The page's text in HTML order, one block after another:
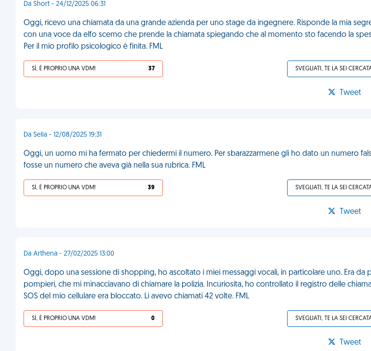
Da Short - 24/12/2025 06:31
Oggi, ricevo una chiamata da una grande azienda per uno stage da ingegnere. Risponde la mia
con una voce da elfo scemo che prende la chiamata spiegando che al momento sto facendo la
Per il mio profilo psicologico è finita. FML
SÌ, È PROPRIO UNA VDM! 37 SVEGLIATI, TE LA SEI
Tweet
Da Selia - 12/08/2025 19:31
Oggi, un uomo mi ha fermato per chiedermi il numero. Per sbarazzarmene gli ho dato un numero
fosse un numero che aveva già nella sua rubrica. FML
SÌ, È PROPRIO UNA VDM! 39 SVEGLIATI, TE LA SEI
Tweet
Da Arthena - 27/02/2025 13:00
Oggi, dopo una sessione di shopping, ho ascoltato i miei messaggi vocali, in particolare uno. Era da
pompieri, che mi minacciavano di chiamare la polizia. Incuriosita, ho controllato il registro delle
SOS del mio cellulare era bloccato. Li avevo chiamati 42 volte. FML
SÌ, È PROPRIO UNA VDM! 0 SVEGLIATI, TE LA SEI
Tweet